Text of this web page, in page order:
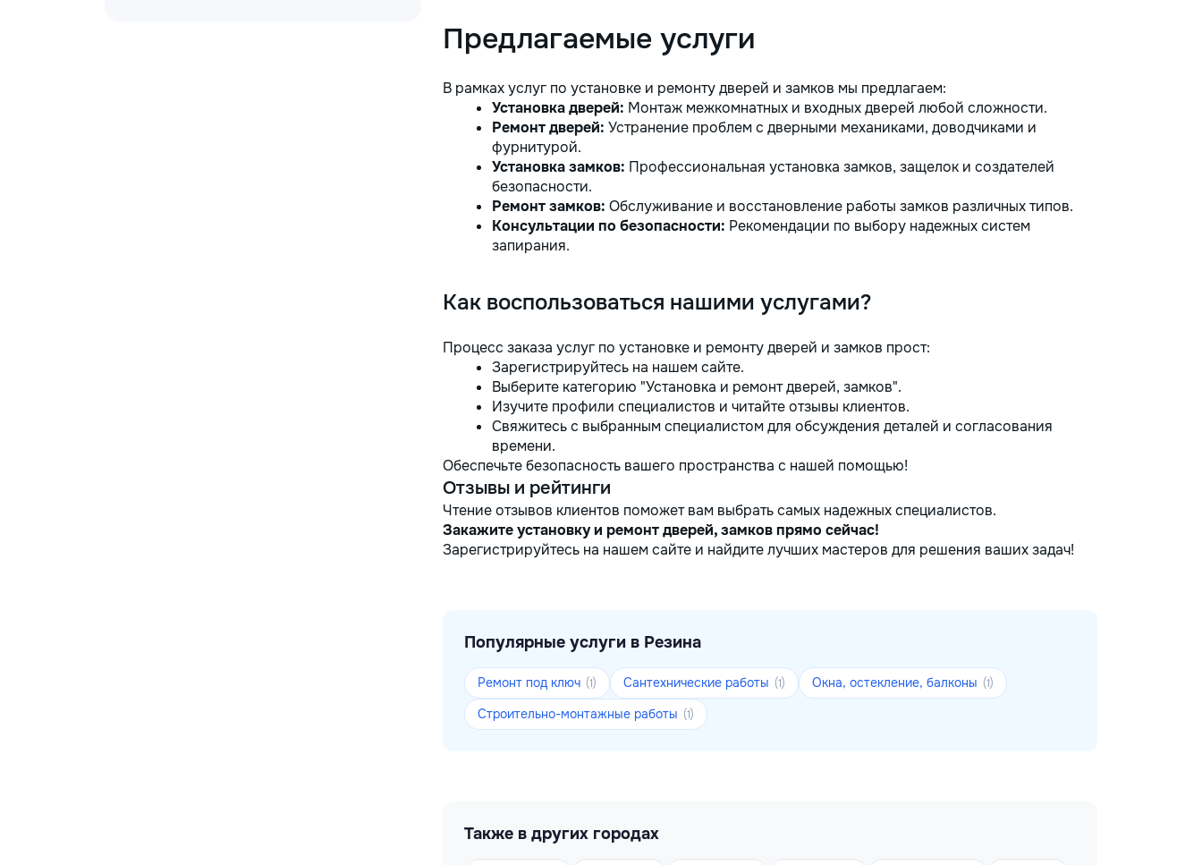
Предлагаемые услуги
В рамках услуг по установке и ремонту дверей и замков мы предлагаем:
Установка дверей: Монтаж межкомнатных и входных дверей любой сложности.
Ремонт дверей: Устранение проблем с дверными механиками, доводчиками и
фурнитурой.
Установка замков: Профессиональная установка замков, защелок и создателей
безопасности.
Ремонт замков: Обслуживание и восстановление работы замков различных типов.
Консультации по безопасности: Рекомендации по выбору надежных систем
запирания.
Как воспользоваться нашими услугами?
Процесс заказа услуг по установке и ремонту дверей и замков прост:
Зарегистрируйтесь на нашем сайте.
Выберите категорию "Установка и ремонт дверей, замков".
Изучите профили специалистов и читайте отзывы клиентов.
Свяжитесь с выбранным специалистом для обсуждения деталей и согласования
времени.
Обеспечьте безопасность вашего пространства с нашей помощью!
Отзывы и рейтинги
Чтение отзывов клиентов поможет вам выбрать самых надежных специалистов.
Закажите установку и ремонт дверей, замков прямо сейчас!
Зарегистрируйтесь на нашем сайте и найдите лучших мастеров для решения ваших задач!
Популярные услуги в Резина
Ремонт под ключ (1) Сантехнические работы (1) Окна, остекление, балконы (1)
Строительно-монтажные работы (1)
Также в других городах